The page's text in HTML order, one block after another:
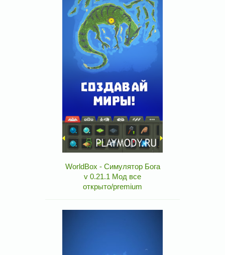
WorldBox - Симулятор Бога
v 0.21.1 Мод все
открыто/premium